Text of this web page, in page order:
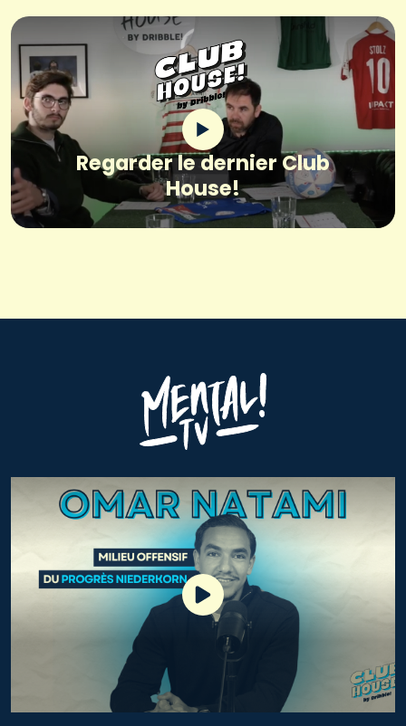
Regarder le dernier Club
House!